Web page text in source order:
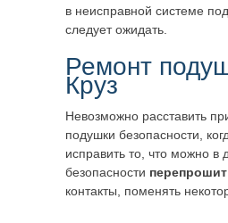
в неисправной системе
следует ожидать.
Ремонт
Круз
Невозможно расставить
подушки безопасности,
исправить то, что можно
безопасности
контакты, поменять